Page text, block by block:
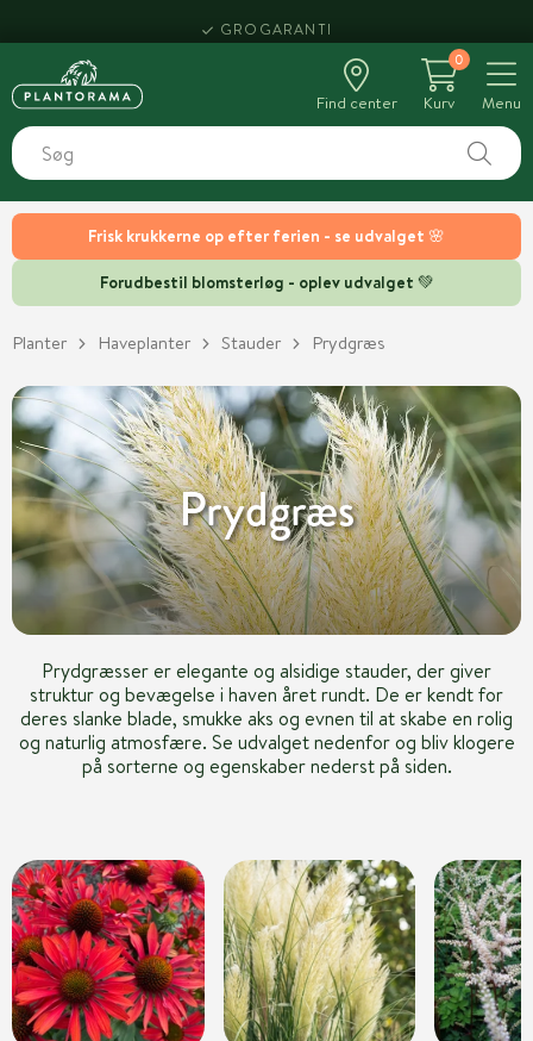
Frisk krukkerne op efter ferien - se udvalget 🌸
Forudbestil blomsterløg - oplev udvalget 💚
HENT SAMME DAG
Find center
0
Kurv
Menu
Planter Haveplanter Stauder Prydgræs
Prydgræs
Prydgræsser er elegante og alsidige stauder, der giver
struktur og bevægelse i haven året rundt. De er kendt for
deres slanke blade, smukke aks og evnen til at skabe en rolig
og naturlig atmosfære. Se udvalget nedenfor og bliv klogere
på sorterne og egenskaber nederst på siden.